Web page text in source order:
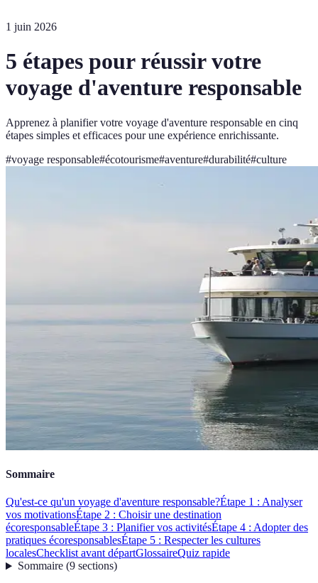
1 juin 2026
5 étapes pour réussir votre
voyage d'aventure responsable
Apprenez à planifier votre voyage d'aventure responsable en cinq
étapes simples et efficaces pour une expérience enrichissante.
#voyage responsable#écotourisme#aventure#durabilité#culture
Sommaire
Qu'est-ce qu'un voyage d'aventure responsable?Étape 1 : Analyser
vos motivationsÉtape 2 : Choisir une destination
écoresponsableÉtape 3 : Planifier vos activitésÉtape 4 : Adopter des
pratiques écoresponsablesÉtape 5 : Respecter les cultures
localesChecklist avant départGlossaireQuiz rapide
Sommaire(9 sections)